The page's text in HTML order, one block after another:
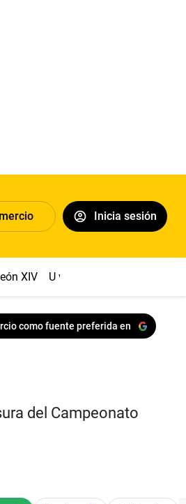
Inicia sesión
XIV U vs Cristal
como fuente preferida en
del Campeonato